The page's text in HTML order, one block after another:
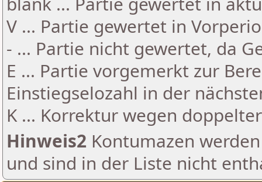
V ... Partie gewertet in
- ... Partie nicht gewertet, da
E ... Partie vorgemerkt zur
Einstiegselozahl in der
K ... Korrektur wegen
Hinweis2 Kontumazen
und sind in der Liste nicht